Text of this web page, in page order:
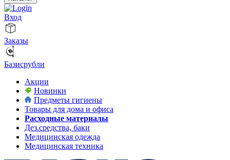
Вход
Заказы
Базисрубли
Акции
Новинки
Предметы гигиены
Товары для дома и офиса
Расходные материалы
Дез.средства, баки
Медицинская одежда
Медицинская техника